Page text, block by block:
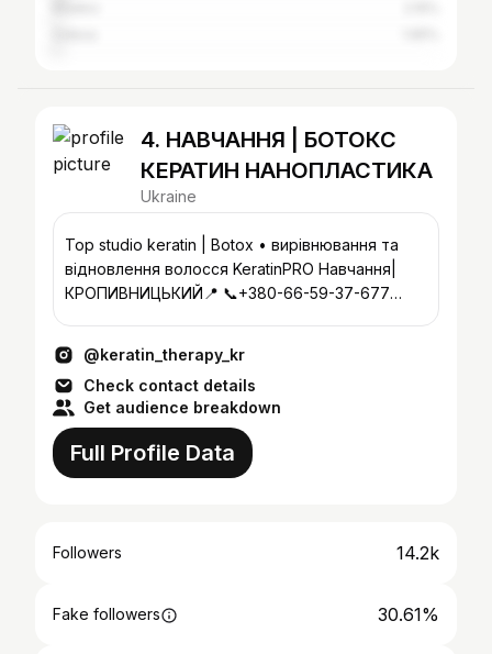
4. НАВЧАННЯ | БОТОКС
КЕРАТИН НАНОПЛАСТИКА
Ukraine
Top studio keratin | Botox • вирівнювання та
відновлення волосся KeratinPRO Навчання|
КРОПИВНИЦЬКИЙ📍 📞+380-66-59-37-677
@keratin_therapy_kr
Check contact details
Get audience breakdown
Full Profile Data
Followers 14.2k
Fake followers 30.61%